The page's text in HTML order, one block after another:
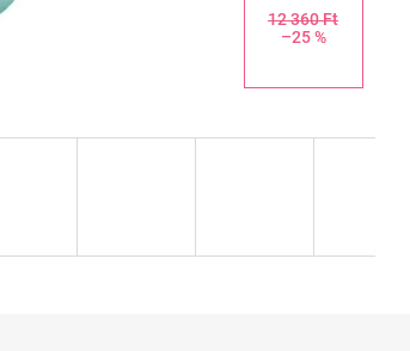
12 360 Ft
–25 %